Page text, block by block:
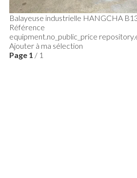
Balayeuse industrielle HANGCHA
Référence
equipment.no_public_price
Ajouter à ma sélection
Page 1 / 1